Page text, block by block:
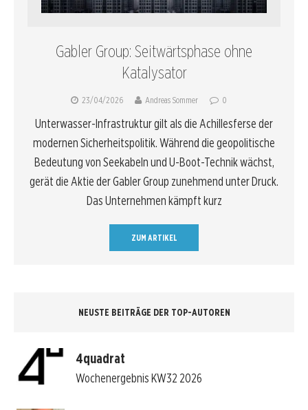
Gabler Group: Seitwärtsphase ohne
Katalysator
23/04/2026 Andreas Sommer 0
Unterwasser-Infrastruktur gilt als die Achillesferse der
modernen Sicherheitspolitik. Während die geopolitische
Bedeutung von Seekabeln und U-Boot-Technik wächst,
gerät die Aktie der Gabler Group zunehmend unter Druck.
Das Unternehmen kämpft kurz
ZUM ARTIKEL
NEUSTE BEITRÄGE DER TOP-AUTOREN
4quadrat
Wochenergebnis KW32 2026